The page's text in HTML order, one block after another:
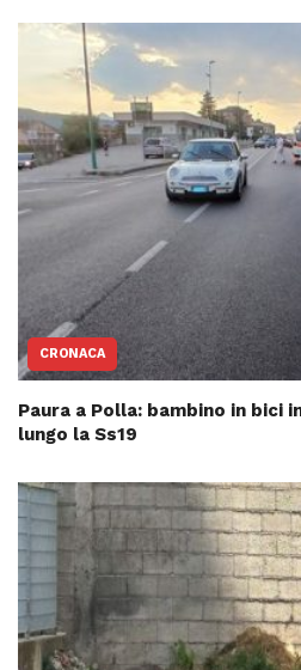
CRONACA
Paura a Polla: bambino in bici
lungo la Ss19